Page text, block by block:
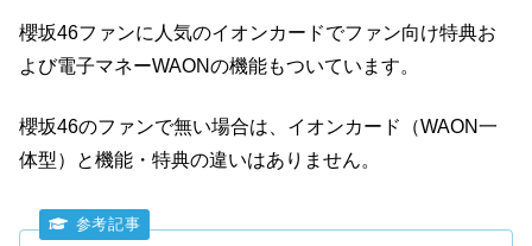
櫻坂46ファンに人気のイオンカードでファン向け特典お
よび電子マネーWAONの機能もついています。
櫻坂46のファンで無い場合は、イオンカード（WAON一
体型）と機能・特典の違いはありません。